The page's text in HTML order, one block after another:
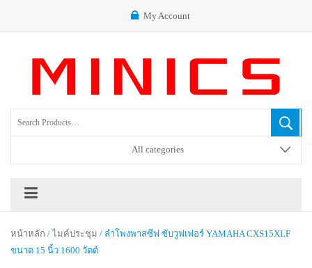
My Account
All categories
หน้าหลัก /ไมค์ประชุม / ลำโพงพาสซีฟ ซับวูฟเฟอร์ YAMAHA CXS15XLF
ขนาด 15 นิ้ว 1600 วัตต์